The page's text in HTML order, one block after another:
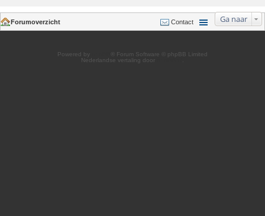
Ga naar
Forumoverzicht Contact
Powered by
® Forum Software © phpBB Limited
Nederlandse vertaling door
.